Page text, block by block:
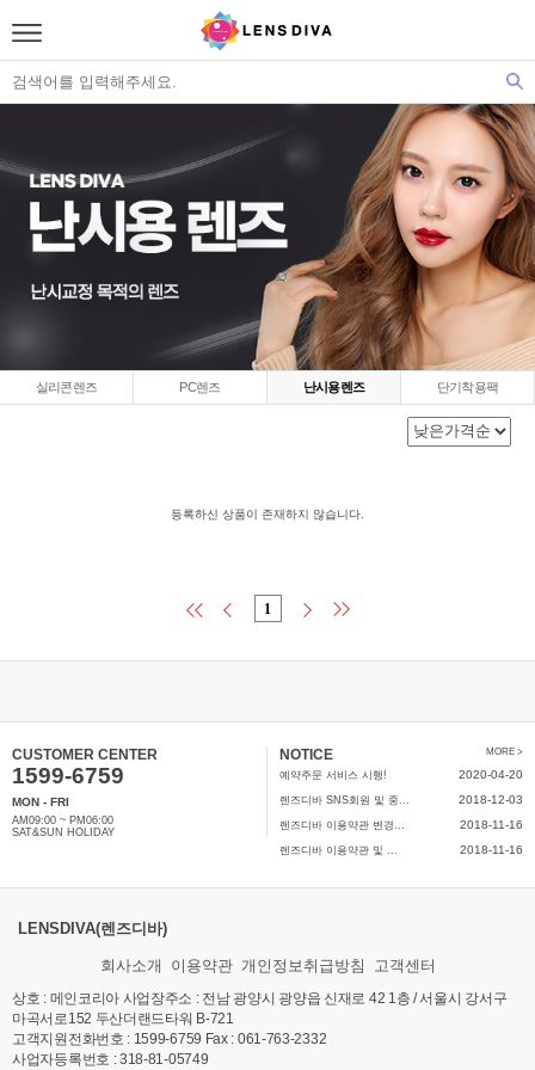
실리콘렌즈 PC렌즈 난시용렌즈 단기착용팩
등록하신 상품이 존재하지 않습니다.
1
CUSTOMER CENTER
1599-6759
MON - FRI
AM09:00 ~ PM06:00
SAT&SUN HOLIDAY
NOTICE MORE >
예약주문 서비스 시행! 2020-04-20
렌즈디바 SNS회원 및 중... 2018-12-03
렌즈디바 이용약관 변경... 2018-11-16
렌즈디바 이용약관 및 ... 2018-11-16
LENSDIVA(렌즈디바)
회사소개 이용약관 개인정보취급방침 고객센터
상호 : 메인코리아 사업장주소 : 전남 광양시 광양읍 신재로 42 1층 / 서울시 강서구
마곡서로152 두산더랜드타워 B-721
고객지원전화번호 : 1599-6759 Fax : 061-763-2332
사업자등록번호 : 318-81-05749